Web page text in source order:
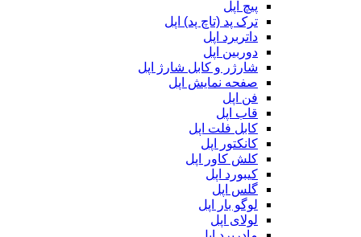
پیچ اپل
ترک پد (تاچ پد) اپل
داتربرد اپل
دوربین اپل
شارژر و کابل شارژ اپل
صفحه نمایش اپل
فن اپل
قاب اپل
کابل فلت اپل
کانکتور اپل
کلش کاور اپل
کیبورد اپل
گلس اپل
لوگو بار اپل
لولای اپل